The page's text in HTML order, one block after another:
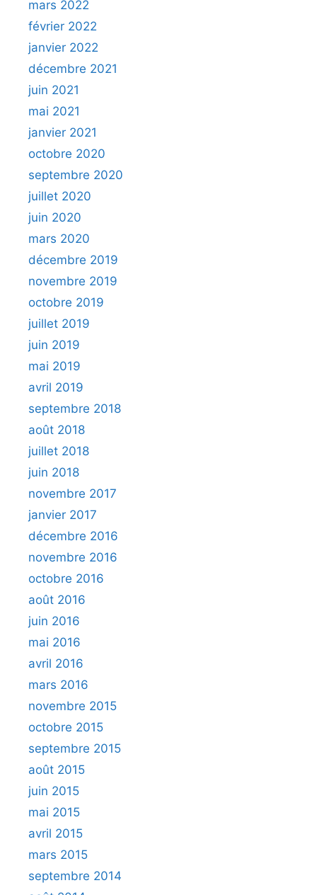
mars 2022
février 2022
janvier 2022
décembre 2021
juin 2021
mai 2021
janvier 2021
octobre 2020
septembre 2020
juillet 2020
juin 2020
mars 2020
décembre 2019
novembre 2019
octobre 2019
juillet 2019
juin 2019
mai 2019
avril 2019
septembre 2018
août 2018
juillet 2018
juin 2018
novembre 2017
janvier 2017
décembre 2016
novembre 2016
octobre 2016
août 2016
juin 2016
mai 2016
avril 2016
mars 2016
novembre 2015
octobre 2015
septembre 2015
août 2015
juin 2015
mai 2015
avril 2015
mars 2015
septembre 2014